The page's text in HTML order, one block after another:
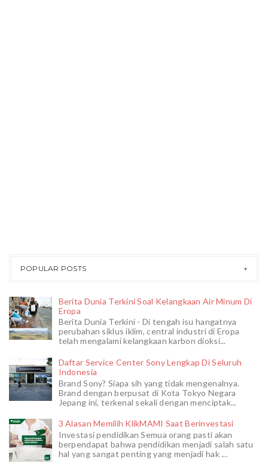
POPULAR POSTS
Berita Dunia Terkini Soal Kelangkaan Air Minum Di
Eropa
Berita Dunia Terkini - Di tengah isu hangatnya
perubahan siklus iklim, central industri di Eropa
telah mengalami kelangkaan karbon dioksi...
Daftar Service Center Sony Lengkap Di Seluruh
Indonesia
Brand Sony? Siapa sih yang tidak mengenalnya.
Brand dengan berpusat di Kota Tokyo Negara
Jepang ini, terkenal sekali dengan menciptak...
3 Alasan Memilih KlikMAMI Saat Berinvestasi
Investasi pendidikan Semua orang pasti akan
berpendapat bahwa pendidikan menjadi salah satu
hal yang sangat penting yang menjadi hak ...